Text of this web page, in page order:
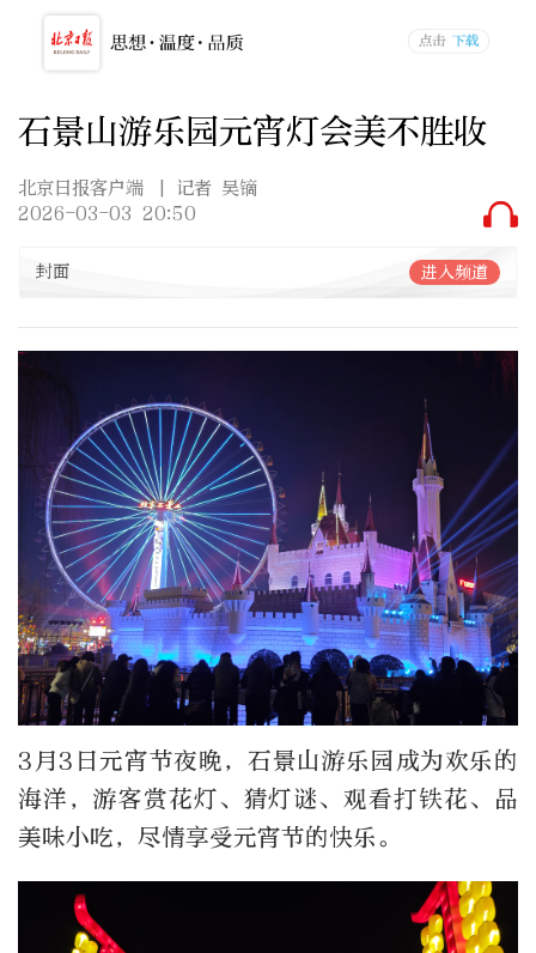
石景山游乐园元宵灯会美不胜收
北京日报客户端
| 记者 吴镝
2026-03-03 20:50
封面 进入频道
3月3日元宵节夜晚，石景山游乐园成为欢乐的
海洋，游客赏花灯、猜灯谜、观看打铁花、品
美味小吃，尽情享受元宵节的快乐。